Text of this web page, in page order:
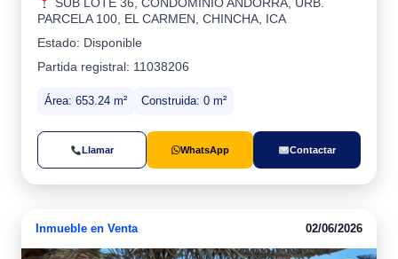
PARCELA 100, EL CARMEN, CHINCHA, ICA
Estado: Disponible
Partida registral: 11038206
Área: 653.24 m² Construida: 0 m²
Llamar WhatsApp Contactar
Inmueble en Venta 02/06/2026